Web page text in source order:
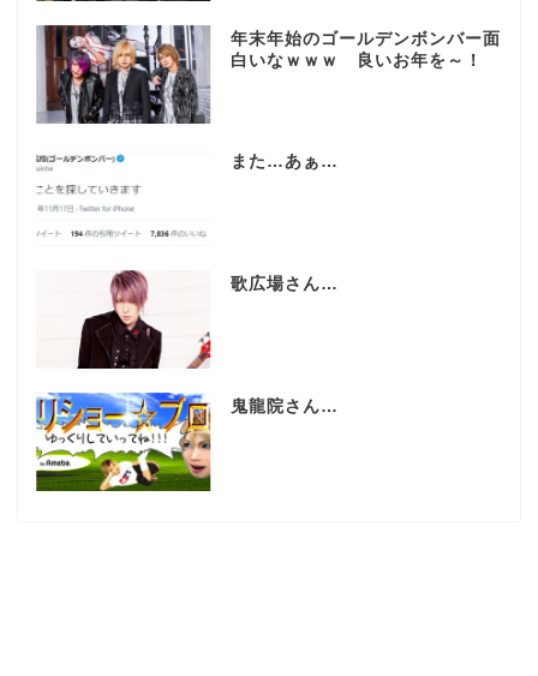
年末年始のゴールデンボンバー面
白いなｗｗｗ 良いお年を～！
また…あぁ…
歌広場さん…
鬼龍院さん…